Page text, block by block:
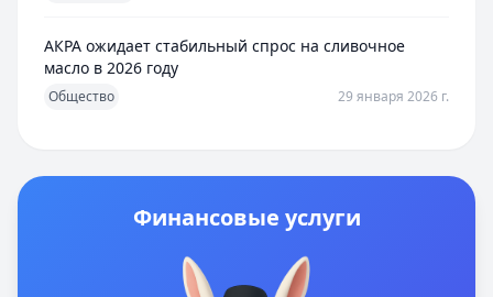
АКРА ожидает стабильный спрос на сливочное
масло в 2026 году
Общество 29 января 2026 г.
Финансовые услуги